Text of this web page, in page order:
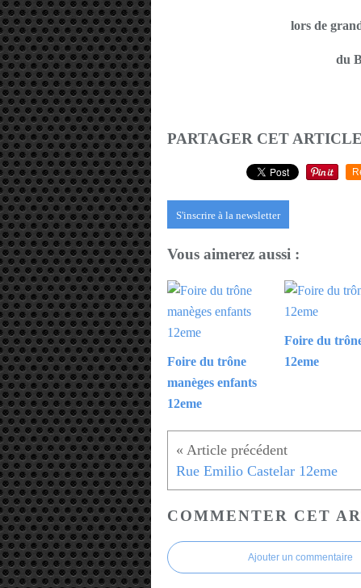
lors de
du
PARTAGER CET ARTICLE
S'inscrire à la newsletter
Vous aimerez aussi :
Foire du trône
manèges enfants
12eme
Foire du
12eme
Rue Emilio Castelar 12eme
COMMENTER CET
Ajouter un commentaire